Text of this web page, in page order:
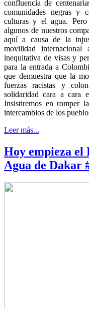
confluencia de
comunidades negras y
culturas y el agua. Pero
algunos de nuestros
aquí a causa de la
movilidad
inequitativa de visas y
para la entrada a
que demuestra que la
fuerzas racistas y
solidaridad cara a cara
Insistiremos en romper
intercambios de los
Leer más...
Hoy empieza
Agua de Dakar